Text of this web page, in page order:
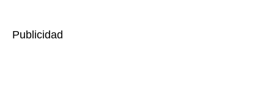
Publicidad